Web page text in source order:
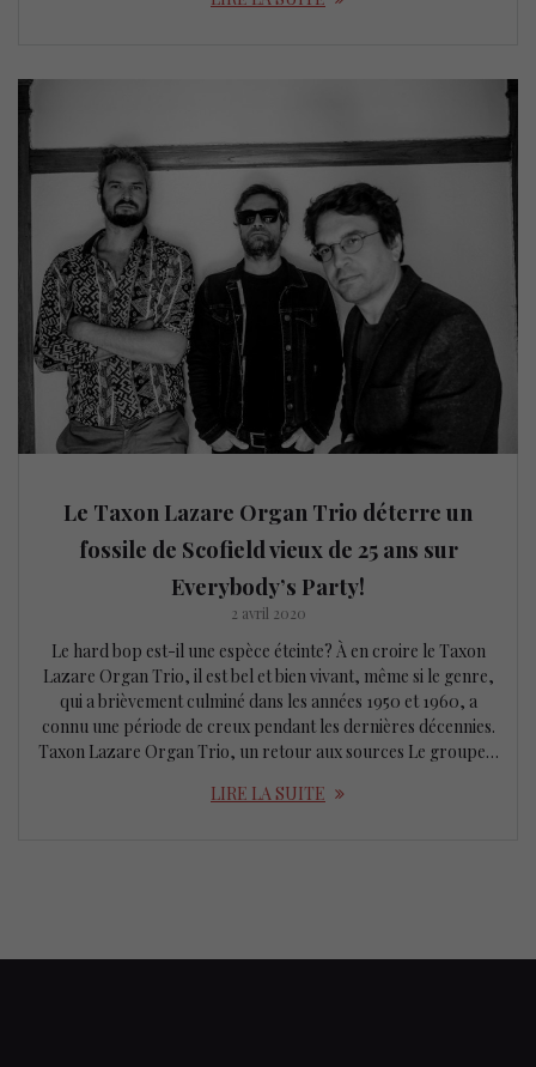
Le Taxon Lazare Organ Trio déterre un
fossile de Scofield vieux de 25 ans sur
Everybody’s Party!
2 avril 2020
Le hard bop est-il une espèce éteinte? À en croire le Taxon
Lazare Organ Trio, il est bel et bien vivant, même si le genre,
qui a brièvement culminé dans les années 1950 et 1960, a
connu une période de creux pendant les dernières décennies.
Taxon Lazare Organ Trio, un retour aux sources Le groupe…
LIRE LA SUITE